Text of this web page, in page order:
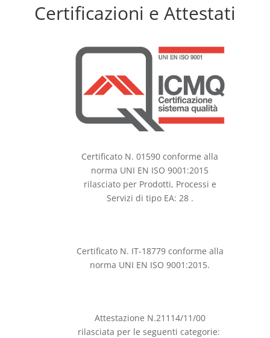
Certificazioni e Attestati
Certificato N. 01590 conforme alla
norma UNI EN ISO 9001:2015
rilasciato per Prodotti, Processi e
Servizi di tipo EA: 28 .
Certificato N. IT-18779 conforme alla
norma UNI EN ISO 9001:2015.
Attestazione N.21114/11/00
rilasciata per le seguenti categorie: